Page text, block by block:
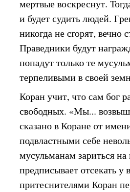
мертвые воскреснут.
и будет судить людей.
никогда не сгорят, вечно
Праведники будут
попадут только те
терпеливыми в своей
Коран учит, что сам бог
свободных. «Мы...
сказано в Коране от
подвластными себе
мусульманам зариться
предписывает отсекать
притеснителями Коран